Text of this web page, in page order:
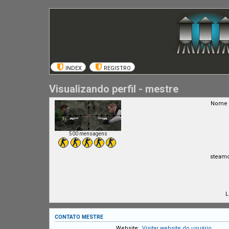
INDEX REGISTRO
Visualizando perfil - mestre
500 mensagens
Nome
CONTATO MESTRE